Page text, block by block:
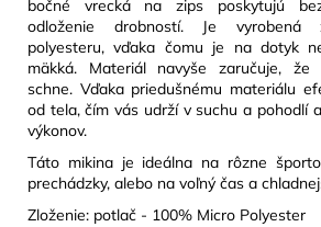
bočné vrecká na zips poskytujú
odloženie drobností. Je vyrobená
polyesteru, vďaka čomu je na dotyk
mäkká. Materiál navyše zaručuje,
schne. Vďaka priedušnému materiálu
od tela, čím vás udrží v suchu a pohodlí
výkonov.
Táto mikina je ideálna na rôzne
prechádzky, alebo na voľný čas a
Zloženie: potlač - 100% Micro Polyester